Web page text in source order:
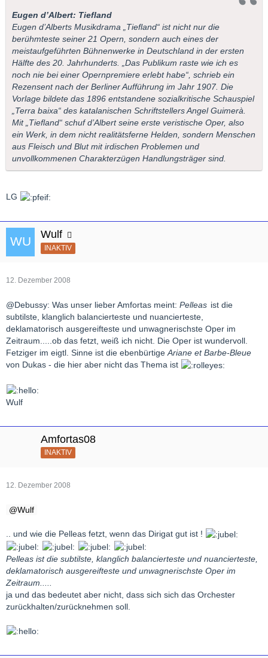
Eugen d’Albert: Tiefland
Eugen d’Alberts Musikdrama „Tiefland“ ist nicht nur die
berühmteste seiner 21 Opern, sondern auch eines der
meistaufgeführten Bühnenwerke in Deutschland in der ersten
Hälfte des 20. Jahrhunderts. „Das Publikum raste wie ich es
noch nie bei einer Opernpremiere erlebt habe“, schrieb ein
Rezensent nach der Berliner Aufführung im Jahr 1907. Die
Vorlage bildete das 1896 entstandene sozialkritische Schauspiel
„Terra baixa“ des katalanischen Schriftstellers Angel Guimerà.
Mit „Tiefland“ schuf d’Albert seine erste veristische Oper, also
ein Werk, in dem nicht realitätsferne Helden, sondern Menschen
aus Fleisch und Blut mit irdischen Problemen und
unvollkommenen Charakterzügen Handlungsträger sind.
LG
Wulf
INAKTIV
12. Dezember 2008
@Debussy: Was unser lieber Amfortas meint: Pelleas ist die
subtilste, klanglich balancierteste und nuancierteste,
deklamatorisch ausgereifteste und unwagnerischste Oper im
Zeitraum.....ob das fetzt, weiß ich nicht. Die Oper ist wundervoll.
Fetziger im eigtl. Sinne ist die ebenbürtige Ariane et Barbe-Bleue
von Dukas - die hier aber nicht das Thema ist
Wulf
Amfortas08
INAKTIV
12. Dezember 2008
Wulf
.. und wie die Pelleas fetzt, wenn das Dirigat gut ist !
Pelleas ist die subtilste, klanglich balancierteste und nuancierteste,
deklamatorisch ausgereifteste und unwagnerischste Oper im
Zeitraum.....
ja und das bedeutet aber nicht, dass sich sich das Orchester
zurückhalten/zurücknehmen soll.